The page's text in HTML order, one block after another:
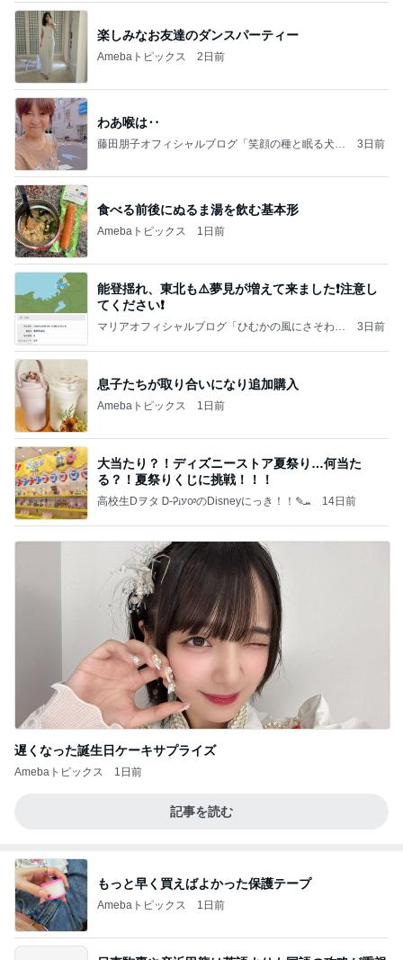
楽しみなお友達のダンスパーティー
Amebaトピックス 2日前
わあ喉は‥
藤田朋子オフィシャルブログ「笑顔の種と眠る犬」
3日前
食べる前後にぬるま湯を飲む基本形
Amebaトピックス 1日前
能登揺れ、東北も⚠️夢見が増えて来ました❗️注意し
てください❗️
マリアオフィシャルブログ「ひむかの風にさそわれ
3日前
息子たちが取り合いになり追加購入
Amebaトピックス 1日前
大当たり？！ディズニーストア夏祭り…何当た
る？！夏祭りくじに挑戦！！！
高校生Dヲタ Ꭰ-ᎮꭵꭹꭴのDisneyにっき！！✎ܚ 14日前
遅くなった誕生日ケーキサプライズ
Amebaトピックス 1日前
記事を読む
もっと早く買えばよかった保護テープ
Amebaトピックス 1日前